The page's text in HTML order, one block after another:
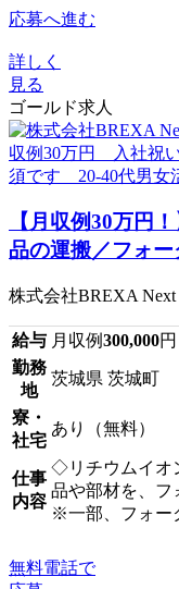
応募へ進む
詳しく
見る
ゴールド求人
【月収例30万円
品の運搬／フォ
株式会社BREXA
給与 月収例300,000円
勤務
地
茨城県 茨城町
寮・
社宅
あり（無料）
仕事
内容
◇リチウムイオ
品や部材を、フ
※一部、フォー
無料電話で